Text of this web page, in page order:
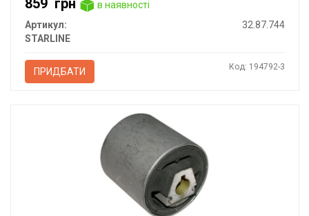
859 грн
в наявності
Артикул:
32.87.744
STARLINE
ПРИДБАТИ Код: 194792-3